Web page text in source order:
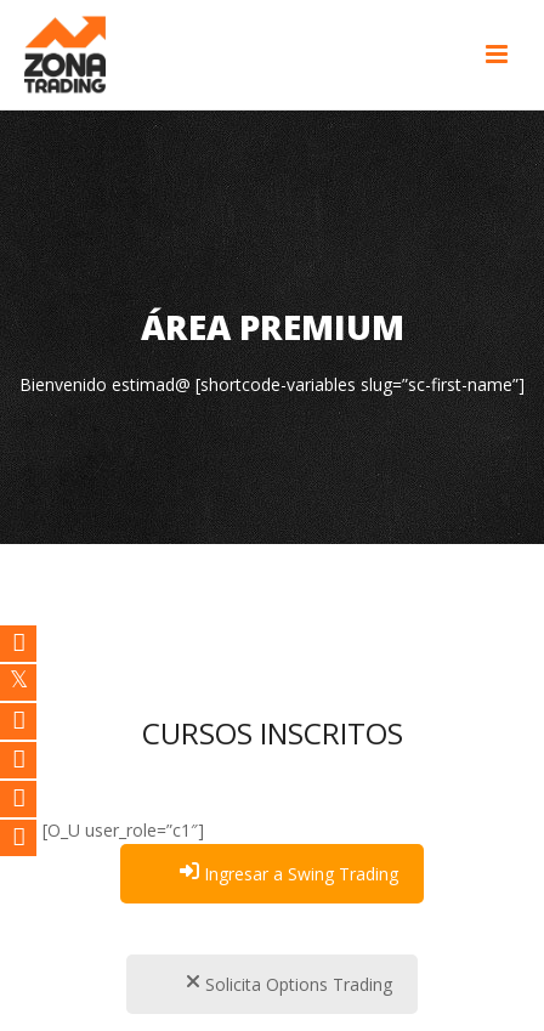
ÁREA PREMIUM
Bienvenido estimad@ [shortcode-variables slug=”sc-first-name”]
CURSOS INSCRITOS
[O_U user_role=”c1″]
Ingresar a Swing Trading
Solicita Options Trading